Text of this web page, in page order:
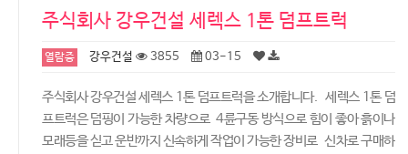
주식회사 강우건설 세렉스 1톤 덤프트럭
열람중 강우건설 3855 03-15
주식회사 강우건설 세렉스 1톤 덤프트럭을 소개합니다. 세렉스 1톤 덤
프트럭은 덤핑이 가능한 차량으로 4륜구동 방식으로 힘이 좋아 흙이나
모래등을 싣고 운반까지 신속하게 작업이 가능한 장비로 신차로 구매하